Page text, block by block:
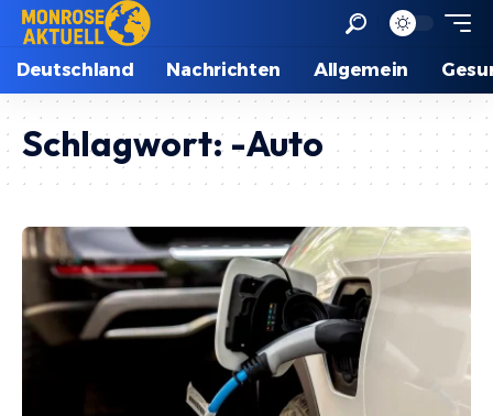
Deutschland Nachrichten Allgemein
Schlagwort: -Auto